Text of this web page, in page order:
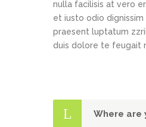
nulla facilisis at vero
et iusto odio
praesent luptatum
duis dolore te feugait
Where are